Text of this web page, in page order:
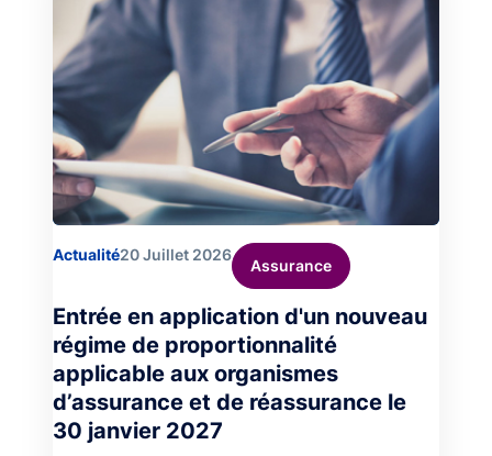
Actualité20 Juillet 2026
Assurance
Entrée en application d'un nouveau
régime de proportionnalité
applicable aux organismes
d’assurance et de réassurance le
30 janvier 2027